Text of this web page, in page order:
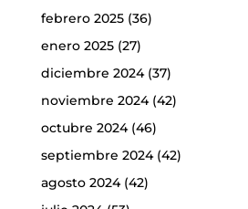
febrero 2025(36)
enero 2025(27)
diciembre 2024(37)
noviembre 2024(42)
octubre 2024(46)
septiembre 2024(42)
agosto 2024(42)